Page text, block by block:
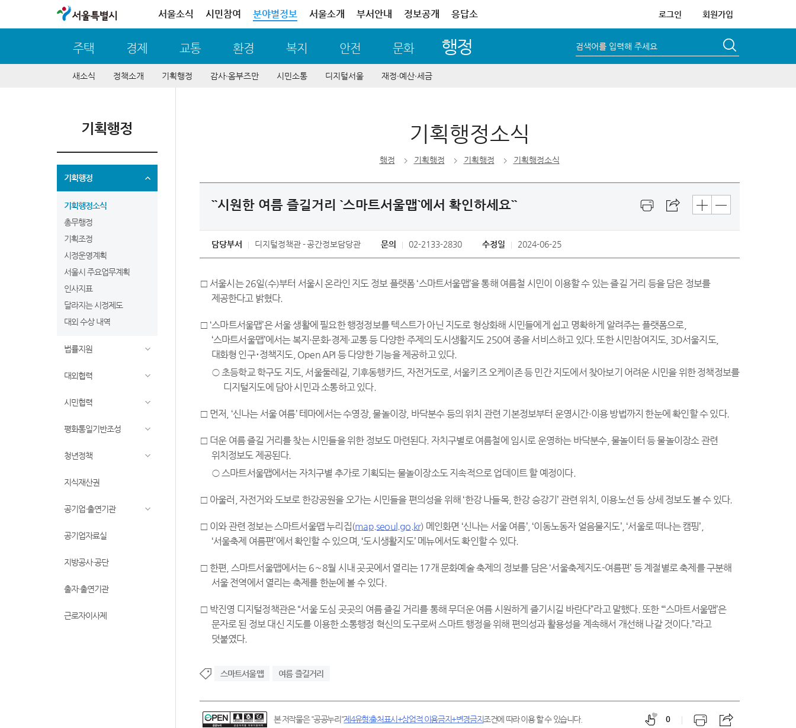
서울특별시 서울소식 시민참여 분야별정보 서울소개 부서안내 정보공개 응답소 로그인 회원가입
주택 경제 교통 환경 복지 안전 문화 행정 검색어를 입력해 주세요
새소식 정책소개 기획행정 감사∙옴부즈만 시민소통 디지털서울 재정∙예산∙세금
기획행정
기획행정
기획행정소식
총무행정
기획조정
시정운영계획
서울시 주요업무계획
인사지표
달라지는 시정제도
대외 수상 내역
법률지원
대외협력
시민협력
평화통일기반조성
청년정책
지식재산권
공기업·출연기관
공기업자료실
지방공사·공단
출자·출연기관
근로자이사제
기획행정소식
행정 기획행정 기획행정 기획행정소식
``시원한 여름 즐길거리 `스마트서울맵`에서 확인하세요``
담당부서 디지털정책관 공간정보담당관 문의 02-2133-2830 수정일 2024-06-25
□ 서울시는 26일(수)부터 서울시 온라인 지도 정보 플랫폼 ‘스마트서울맵’을 통해 여름철 시민이 이용할 수 있는 즐길 거리 등을 담은 정보를
제공한다고 밝혔다.
□ ‘스마트서울맵’은 서울 생활에 필요한 행정정보를 텍스트가 아닌 지도로 형상화해 시민들에게 쉽고 명확하게 알려주는 플랫폼으로,
‘스마트서울맵’에서는 복지·문화·경제·교통 등 다양한 주제의 도시생활지도 250여 종을 서비스하고 있다. 또한 시민참여지도, 3D서울지도,
대화형 인구･정책지도, Open API 등 다양한 기능을 제공하고 있다.
○ 초등학교 학구도 지도, 서울둘레길, 기후동행카드, 자전거도로, 서울키즈 오케이존 등 민간 지도에서 찾아보기 어려운 시민을 위한 정책정보를
디지털지도에 담아 시민과 소통하고 있다.
□ 먼저, ‘신나는 서울 여름’ 테마에서는 수영장, 물놀이장, 바닥분수 등의 위치 관련 기본정보부터 운영시간·이용 방법까지 한눈에 확인할 수 있다.
□ 더운 여름 즐길 거리를 찾는 시민들을 위한 정보도 마련된다. 자치구별로 여름철에 임시로 운영하는 바닥분수, 물놀이터 등 물놀이장소 관련
위치정보도 제공된다.
○ 스마트서울맵에서는 자치구별 추가로 기획되는 물놀이장소도 지속적으로 업데이트 할 예정이다.
□ 아울러, 자전거와 도보로 한강공원을 오가는 시민들을 편의성을 위해 ‘한강 나들목, 한강 승강기’ 관련 위치, 이용노선 등 상세 정보도 볼 수 있다.
□ 이와 관련 정보는 스마트서울맵 누리집(map.seoul.go.kr) 메인화면 ‘신나는 서울 여름’, ‘이동노동자 얼음물지도’, ‘서울로 떠나는 캠핑’,
‘서울축제 여름편’에서 확인할 수 있으며, ‘도시생활지도’ 메뉴에서도 확인할 수 있다.
□ 한편, 스마트서울맵에서는 6∼8월 시내 곳곳에서 열리는 17개 문화예술 축제의 정보를 담은 ‘서울축제지도-여름편’ 등 계절별로 축제를 구분해
서울 전역에서 열리는 축제를 한눈에 볼 수 있다.
□ 박진영 디지털정책관은 “서울 도심 곳곳의 여름 즐길 거리를 통해 무더운 여름 시원하게 즐기시길 바란다”라고 말했다. 또한 “‘스마트서울맵’은
문자로 된 정보 대신 지도를 이용한 소통행정 혁신의 도구로써 스마트 행정을 위해 편의성과 활용성을 계속해서 개선해 나갈 것이다.”라고
덧붙였다.
스마트서울맵 여름 즐길거리
0
본 저작물은 "공공누리"제4유형:출처표시+상업적 이용금지+변경금지조건에 따라 이용 할 수 있습니다.